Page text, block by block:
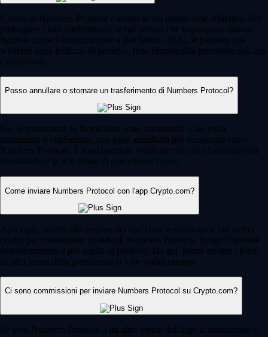
L'invio di Numbers Protocol è sicuro se usi piattaforme affidabili. Per
proteggere i tuoi trasferimenti, scegli servizi che impongono misure
rigorose come l'autenticazione a due fattori (2FA), le passkey e la
whitelist degli indirizzi di prelievo, tutte funzionalità prioritarie sull'app
Crypto.com.
Posso annullare o stornare un trasferimento di Numbers Protocol?
No, le transazioni su blockchain sono immutabili. Una volta
autorizzata e confermata, non puoi annullarla per recuperare i tuoi
Numbers Protocol. È fondamentale verificare con cura l'indirizzo del
destinatario e la rete prima di confermare l'invio.
Come inviare Numbers Protocol con l'app Crypto.com?
Apri l'app, accedi alla sezione dei tuoi conti e seleziona il tuo wallet
crypto per visualizzare il saldo di Numbers Protocol. Scegli l'opzione
di trasferimento e poi quella di prelievo. Da qui, potrai inviare i fondi
ad altri utenti della piattaforma o a un wallet esterno.
Ci sono commissioni per inviare Numbers Protocol su Crypto.com?
Se invii Numbers Protocol a un altro utente dell'app, la transazione è